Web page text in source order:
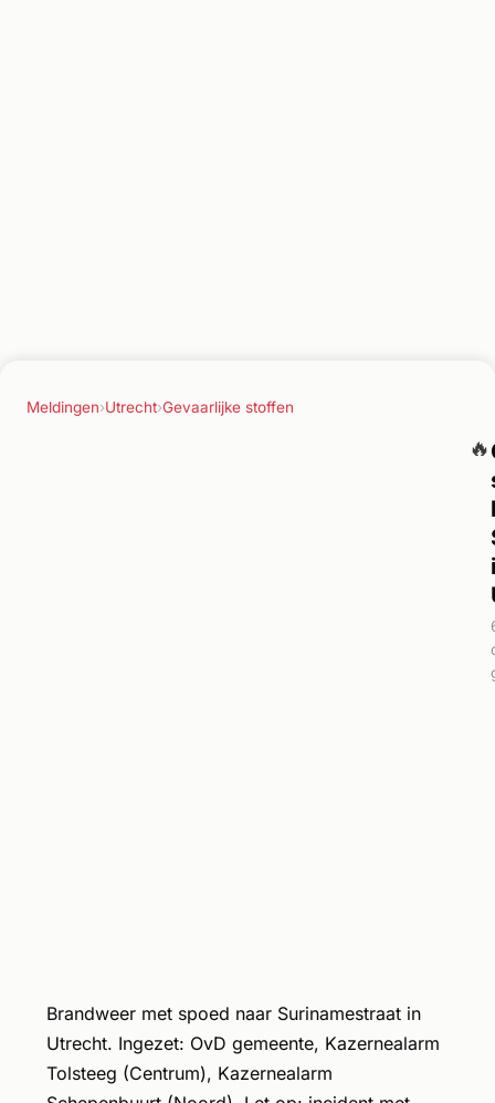
Meldingen›Utrecht›Gevaarlijke stoffen
🔥
Brandweer met spoed naar Surinamestraat in
Utrecht. Ingezet: OvD gemeente, Kazernealarm
Tolsteeg (Centrum), Kazernealarm